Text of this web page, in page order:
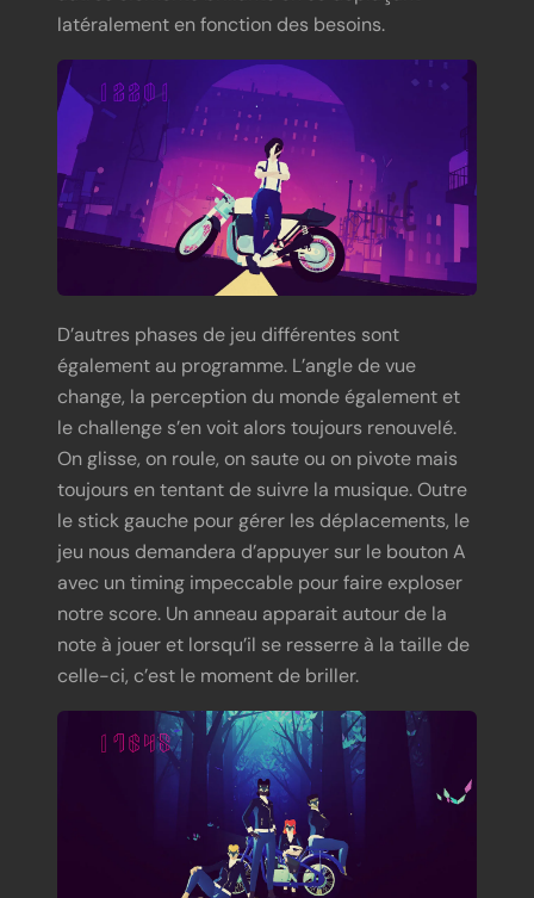
latéralement en fonction des besoins.
D’autres phases de jeu différentes sont
également au programme. L’angle de vue
change, la perception du monde également et
le challenge s’en voit alors toujours renouvelé.
On glisse, on roule, on saute ou on pivote mais
toujours en tentant de suivre la musique. Outre
le stick gauche pour gérer les déplacements, le
jeu nous demandera d’appuyer sur le bouton A
avec un timing impeccable pour faire exploser
notre score. Un anneau apparait autour de la
note à jouer et lorsqu’il se resserre à la taille de
celle-ci, c’est le moment de briller.